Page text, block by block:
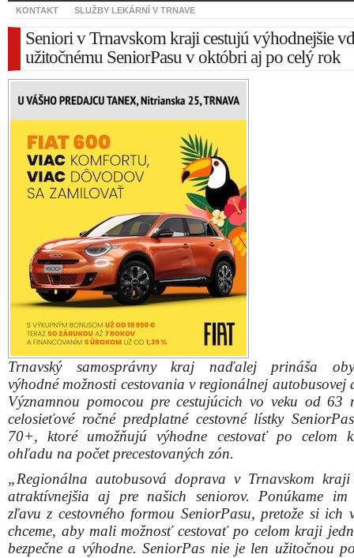
KONTAKT SLUŽBY LEKÁRNÍ V TRNAVE
Seniori v Trnavskom kraji cestujú výhodnejšie
užitočnému SeniorPasu v októbri aj po celý rok
Trnavský samosprávny kraj naďalej prináša
výhodné možnosti cestovania v regionálnej autobusovej
Významnou pomocou pre cestujúcich vo veku od 63
celosieťové ročné predplatné cestovné lístky
70+, ktoré umožňujú výhodne cestovať po celom
ohľadu na počet precestovaných zón.
„Regionálna autobusová doprava v Trnavskom
atraktívnejšia aj pre našich seniorov. Ponúkame im
zľavu z cestovného formou SeniorPasu, pretože si ich
chceme, aby mali možnosť cestovať po celom kraji
bezpečne a výhodne. SeniorPas nie je len užitočnou